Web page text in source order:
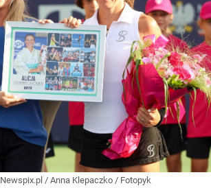
Newspix.pl / Anna Klepaczko / Fotopyk